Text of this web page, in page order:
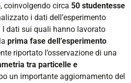
, coinvolgendo circa 50 studentesse
i dati dell’esperimento
I dati sui quali hanno lavorato
prima fase dell’esperimento
riportato l’osservazione di una
tra particelle e
un importante aggiornamento del